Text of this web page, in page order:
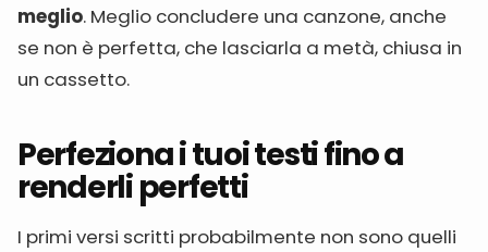
meglio. Meglio concludere una canzone, anche
se non è perfetta, che lasciarla a metà, chiusa in
un cassetto.
Perfeziona i tuoi testi fino a
renderli perfetti
I primi versi scritti probabilmente non sono quelli